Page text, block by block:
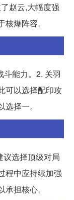
赵云,大幅度强
爆阵容。
斗能力。2. 关羽
可以选择配印攻
择一。
议选择顶级对局
程中应持续加强
担核心。